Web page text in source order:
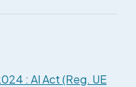
: AI Act (Reg. UE